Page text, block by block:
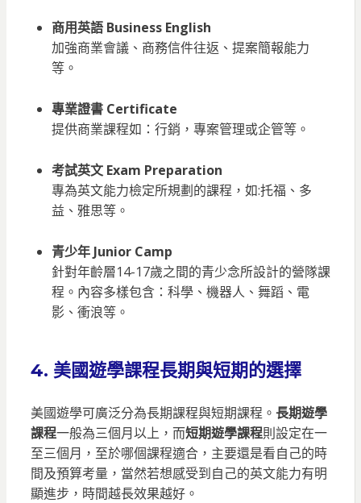
商用英語 Business English
加強商業會議、商務信件往返、提案簡報能力
等。
專業證書 Certificate
提供商業課程如：行銷，專案管理或企管等。
考試英文 Exam Preparation
專為英文能力檢定所規劃的課程，如:托福、多
益、雅思等。
青少年 Junior Camp
針對年齡層14-17歲之間的青少念所設計的營隊課
程。內容多樣包含：科學、機器人、舞蹈、電
影、衝浪等。
4. 美國遊學課程長期與短期的選擇
美國遊學可廣泛分為長期課程與短期課程。 長期遊學
課程一般為三個月以上，而短期遊學課程則設定在一
至三個月，至於哪個課程適合，主要還是看自己的時
間及預算考量，當然若想感受到自己的英文能力有明
顯進步，時間越長效果越好。